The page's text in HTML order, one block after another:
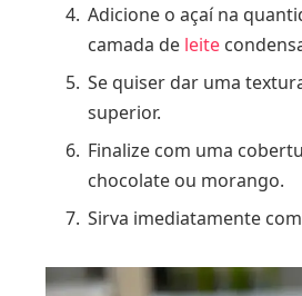
Adicione o açaí na
camada de leite
Se quiser dar uma
superior.
Finalize com uma
chocolate ou morango.
Sirva imediatamente